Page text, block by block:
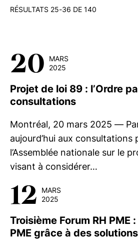
RÉSULTATS 25-36 DE 140
20
MARS
2025
Projet de loi 89 : l’Ordre
consultations
Montréal, 20 mars 2025 —
aujourd’hui aux consultations
l’Assemblée nationale sur le
visant à considérer…
12
MARS
2025
Troisième Forum RH PME
PME grâce à des